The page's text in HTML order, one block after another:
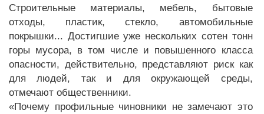
Строительные материалы, мебель, бытовые
отходы, пластик, стекло, автомобильные
покрышки... Достигшие уже нескольких сотен тонн
горы мусора, в том числе и повышенного класса
опасности, действительно, представляют риск как
для людей, так и для окружающей среды,
отмечают общественники.
«Почему профильные чиновники не замечают это